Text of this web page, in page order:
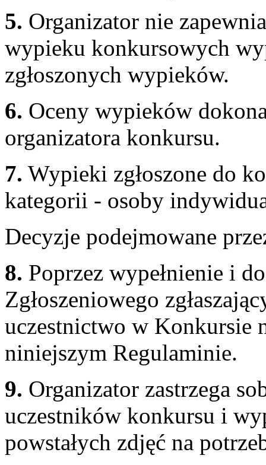
5. Organizator nie
wypieku konkursowych
zgłoszonych wypieków.
6. Oceny wypieków
organizatora konkursu.
7. Wypieki zgłoszone do
kategorii - osoby
Decyzje podejmowane
8. Poprzez wypełnienie i
Zgłoszeniowego
uczestnictwo w Konkursie
niniejszym Regulaminie.
9. Organizator zastrzega
uczestników konkursu i
powstałych zdjęć na